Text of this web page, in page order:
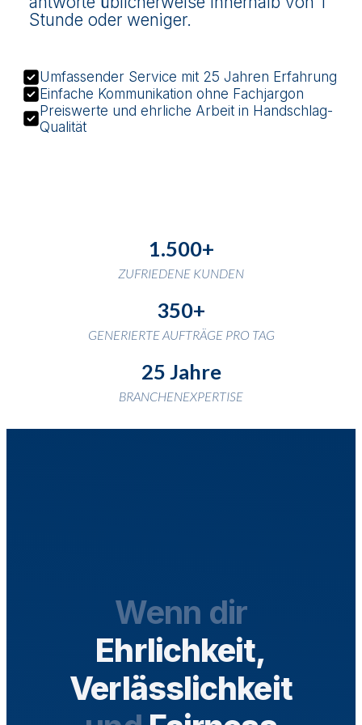
ProvenExpert.com
anderen Quellen
Stunde oder weniger.
Umfassender Service mit 25 Jahren Erfahrung
Einfache Kommunikation ohne Fachjargon
Preiswerte und ehrliche Arbeit in Handschlag-
Qualität
1.500+
ZUFRIEDENE KUNDEN
350+
GENERIERTE AUFTRÄGE PRO TAG
25 Jahre
BRANCHENEXPERTISE
Wenn dir
Ehrlichkeit,
Verlässlichkeit